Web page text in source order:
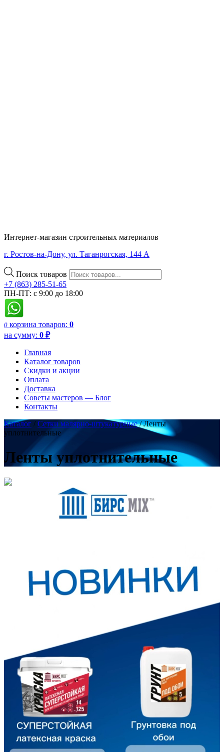
Интернет-магазин строительных материалов
г. Ростов-на-Дону, ул. Таганрогская, 144 А
Поиск товаров
+7 (863) 285-51-65
ПН-ПТ: с 9:00 до 18:00
0 корзина товаров: 0
на сумму: 0 ₽
Главная
Каталог товаров
Скидки и акции
Оплата
Доставка
Советы мастеров — Блог
Контакты
Каталог / Сетки малярно-штукатурные/ Ленты
уплотнительные
Ленты уплотнительные